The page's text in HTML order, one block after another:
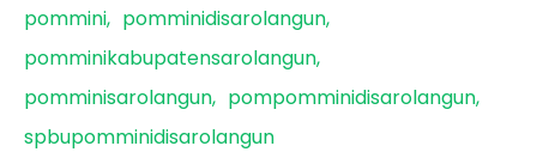
pommini
pomminidisarolangun
pomminikabupatensarolangun
pomminisarolangun
pompomminidisarolangun
spbupomminidisarolangun